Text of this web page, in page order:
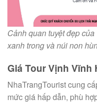
Cảnh quan tuyệt đẹp
xanh trong và núi non
Giá Tour Vịnh Vĩnh
NhaTrangTourist cung
mức giá hấp dẫn, phù